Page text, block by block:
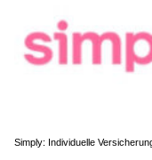
Simply: Individuelle